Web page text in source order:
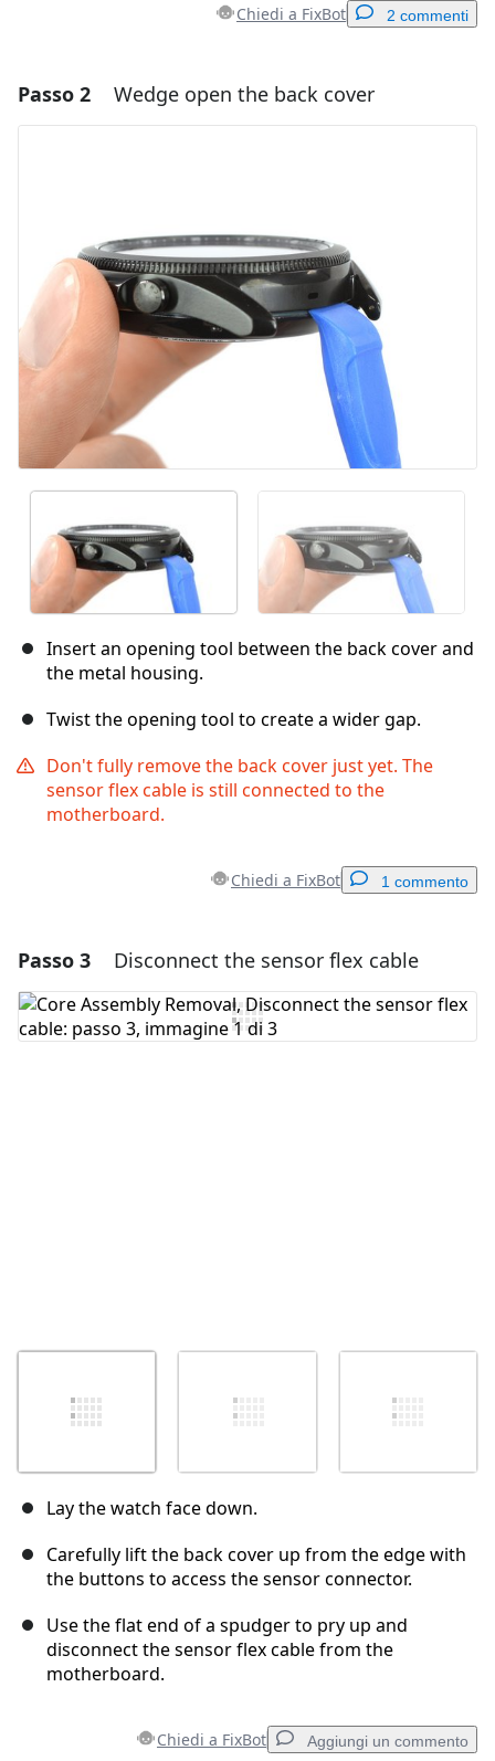
Chiedi a FixBot 2 commenti
Aggiungi un commento
Annulla Pubblica commento
Passo 2 Wedge open the back cover
Insert an opening tool between the back cover and
the metal housing.
Twist the opening tool to create a wider gap.
Don't fully remove the back cover just yet. The
sensor flex cable is still connected to the
motherboard.
Chiedi a FixBot 1 commento
Aggiungi un commento
Aggiungi Commento
Passo 3 Disconnect the sensor flex cable
Lay the watch face down.
Carefully lift the back cover up from the edge with
the buttons to access the sensor connector.
Use the flat end of a spudger to pry up and
disconnect the sensor flex cable from the
motherboard.
Chiedi a FixBot Aggiungi un commento